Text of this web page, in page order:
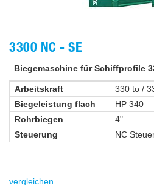
3300 NC - SE
Biegemaschine für Schiffprofile
Arbeitskraft
330 to /
Biegeleistung flach
HP 340
Rohrbiegen
4"
Steuerung
NC
vergleichen